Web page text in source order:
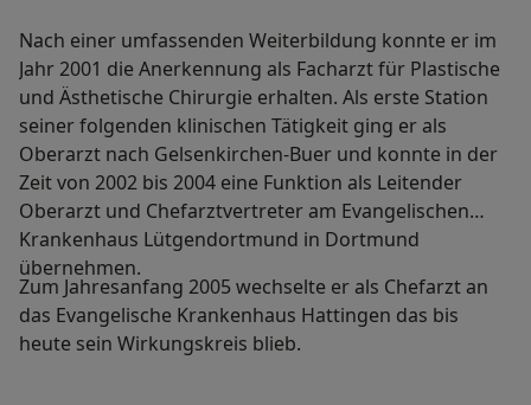
Nach einer umfassenden Weiterbildung konnte er im
Jahr 2001 die Anerkennung als Facharzt für Plastische
und Ästhetische Chirurgie erhalten. Als erste Station
seiner folgenden klinischen Tätigkeit ging er als
Oberarzt nach Gelsenkirchen-Buer und konnte in der
Zeit von 2002 bis 2004 eine Funktion als Leitender
Oberarzt und Chefarztvertreter am Evangelischen
Krankenhaus Lütgendortmund in Dortmund
übernehmen.
Zum Jahresanfang 2005 wechselte er als Chefarzt an
das Evangelische Krankenhaus Hattingen das bis
heute sein Wirkungskreis blieb.